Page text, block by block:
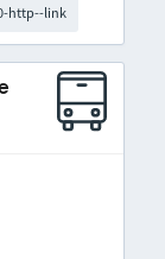
http--link